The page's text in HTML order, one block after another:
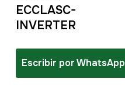
ECCLASC-
INVERTER
Escribir por WhatsApp